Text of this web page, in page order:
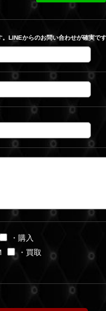
LINEからのお問い合わせが確実で
・購入
・買取